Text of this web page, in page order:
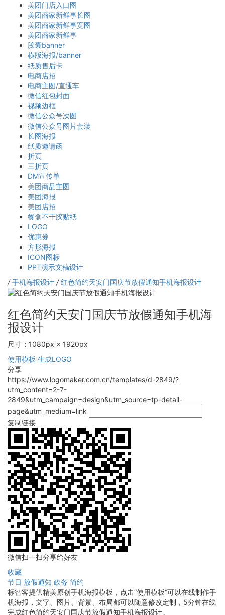
美团门店入口图
美团商家新鲜事长图
美团商家新鲜事宽图
美团商家新鲜事
胶囊banner
横版海报/banner
纸质售后卡
电商店招
电商主图/直通车
微信红包封面
视频边框
微信公众号次图
微信公众号图片套装
长图海报
纸质邀请函
折页
三折页
DM宣传单
美团商品主图
美团海报
美团店招
餐盒不干胶贴纸
LOGO
优惠券
方形海报
ICON图标
PPT演示文稿设计
/ 手机海报设计 / 红色简约天安门国庆节放假通知手机海报设计
红色简约天安门国庆节放假通知手机海
报设计
尺寸：1080px × 1920px
使用模板 生成LOGO
分享
https://www.logomaker.com.cn/templates/d-2849/?
utm_content=2-7-
2849&utm_campaign=design&utm_source=tp-detail-
page&utm_medium=link
复制链接
微信扫一扫分享给好友
收藏
节日 放假通知 政务 简约
标智客提供精美原创手机海报模板，点击“使用模板”可以在线制作手
机海报，文字、图片、背景、布局都可以随意修改定制，5分钟在线
完成红色简约天安门国庆节放假通知手机海报设计。